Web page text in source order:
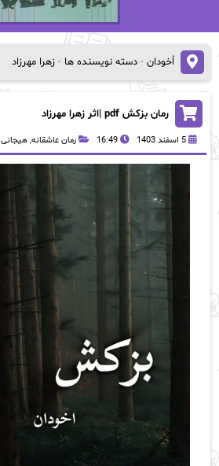
اُخودان- دسته نویسنده ها - زهرا مهرزاد
رمان بزکش pdf |اثر زهرا مهرزاد
5 اسفند 1403 16:49 رمان عاشقانه, هیجانی